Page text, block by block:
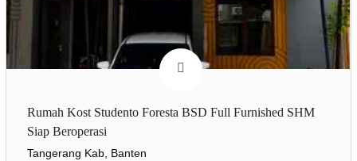
Rumah Kost Studento Foresta BSD Full Furnished SHM
Siap Beroperasi
Tangerang Kab, Banten